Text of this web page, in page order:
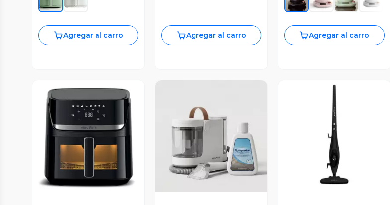
Agregar al carro Agregar al carro Agregar al carro
Vista Previa Vista Previa Vista Previa